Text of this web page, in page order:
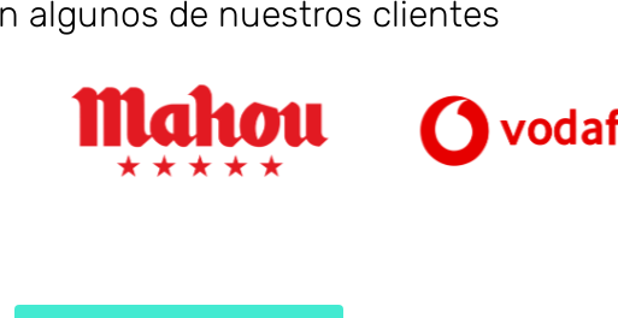
algunos de nuestros clientes